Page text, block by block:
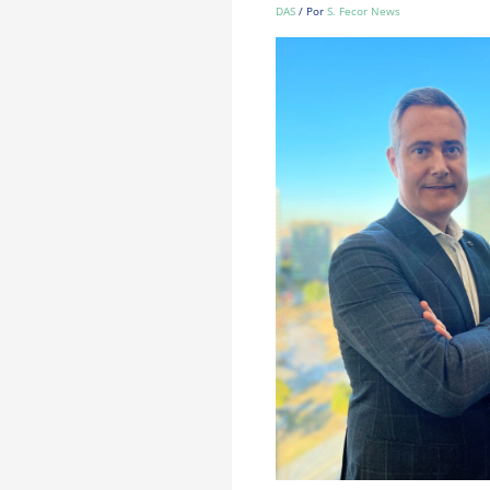
DAS / Por S. Fecor News